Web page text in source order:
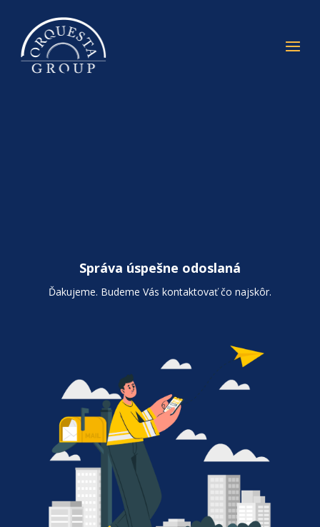
Správa úspešne odoslaná
Ďakujeme. Budeme Vás kontaktovať čo najskôr.